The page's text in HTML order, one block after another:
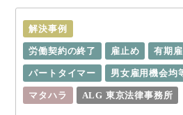
解決事例
労働契約の終了 雇止め 有期
パートタイマー 男女雇用機会均
マタハラ ALG 東京法律事務所